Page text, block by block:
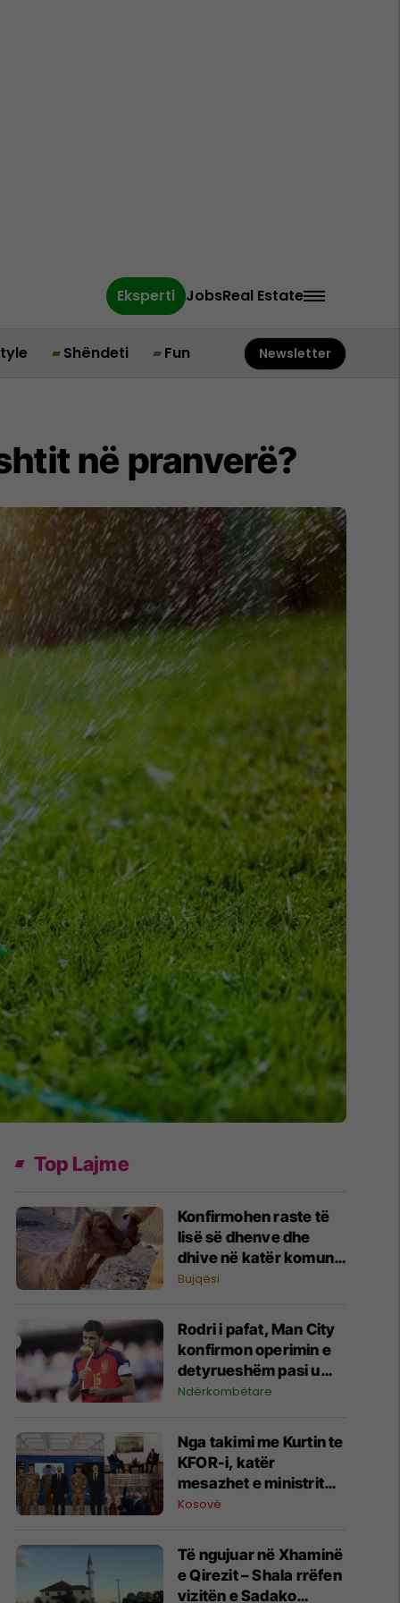
Eksperti JobsReal Estate
Shëndeti Fun Newsletter
në pranverë?
Top Lajme
Konfirmohen raste të
lisë së dhenve dhe
dhive në katër komuna
- AUV me apel urgjent
Bujqësi
Rodri i pafat, Man City
konfirmon operimin e
detyrueshëm pasi u
zgjodh lojtari më i mirë
Ndërkombëtare
Nga takimi me Kurtin te
KFOR-i, katër
mesazhet e ministrit
francez nga vizita në
Kosovë
Të ngujuar në Xhaminë
e Qirezit – Shala rrëfen
vizitën e Sadako